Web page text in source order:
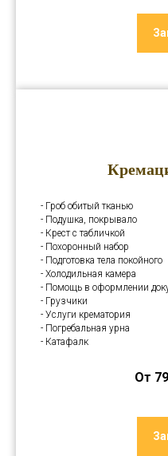
- Гроб обитый тканью
- Подушка, покрывало
- Крест с табличкой
- Похоронный набор
- Подготовка тела покойного
- Холодильная камера
- Помощь в оформлении
- Грузчики
- Услуги крематория
- Погребальная урна
- Катафалк
От